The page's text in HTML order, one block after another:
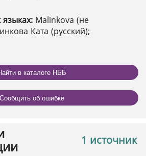
Malinkova (не
Ката (русский);
в каталоге НББ
Сообщить об ошибке
1 источник